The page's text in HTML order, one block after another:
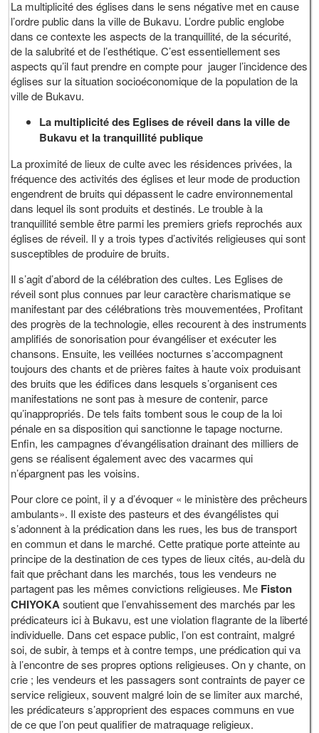
La multiplicité des églises dans le sens négative met en cause
l’ordre public dans la ville de Bukavu. L’ordre public englobe
dans ce contexte les aspects de la tranquillité, de la sécurité,
de la salubrité et de l’esthétique. C’est essentiellement ses
aspects qu’il faut prendre en compte pour jauger l’incidence des
églises sur la situation socioéconomique de la population de la
ville de Bukavu.
La multiplicité des Eglises de réveil dans la ville de
Bukavu et la tranquillité publique
La proximité de lieux de culte avec les résidences privées, la
fréquence des activités des églises et leur mode de production
engendrent de bruits qui dépassent le cadre environnemental
dans lequel ils sont produits et destinés. Le trouble à la
tranquillité semble être parmi les premiers griefs reprochés aux
églises de réveil. Il y a trois types d’activités religieuses qui sont
susceptibles de produire de bruits.
Il s’agit d’abord de la célébration des cultes. Les Eglises de
réveil sont plus connues par leur caractère charismatique se
manifestant par des célébrations très mouvementées, Profitant
des progrès de la technologie, elles recourent à des instruments
amplifiés de sonorisation pour évangéliser et exécuter les
chansons. Ensuite, les veillées nocturnes s’accompagnent
toujours des chants et de prières faites à haute voix produisant
des bruits que les édifices dans lesquels s’organisent ces
manifestations ne sont pas à mesure de contenir, parce
qu’inappropriés. De tels faits tombent sous le coup de la loi
pénale en sa disposition qui sanctionne le tapage nocturne.
Enfin, les campagnes d’évangélisation drainant des milliers de
gens se réalisent également avec des vacarmes qui
n’épargnent pas les voisins.
Pour clore ce point, il y a d’évoquer « le ministère des prêcheurs
ambulants». Il existe des pasteurs et des évangélistes qui
s’adonnent à la prédication dans les rues, les bus de transport
en commun et dans le marché. Cette pratique porte atteinte au
principe de la destination de ces types de lieux cités, au-delà du
fait que prêchant dans les marchés, tous les vendeurs ne
partagent pas les mêmes convictions religieuses. Me Fiston
CHIYOKAsoutient que l’envahissement des marchés par les
prédicateurs ici à Bukavu, est une violation flagrante de la liberté
individuelle. Dans cet espace public, l’on est contraint, malgré
soi, de subir, à temps et à contre temps, une prédication qui va
à l’encontre de ses propres options religieuses. On y chante, on
crie ; les vendeurs et les passagers sont contraints de payer ce
service religieux, souvent malgré loin de se limiter aux marché,
les prédicateurs s’approprient des espaces communs en vue
de ce que l’on peut qualifier de matraquage religieux.